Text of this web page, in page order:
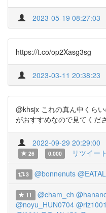
2023-05-19 08:27:03
https://t.co/op2Xasg3sg
2023-03-11 20:38:23
@khsjx これの真ん中くら
がおすすめなので見てくだ
2022-09-29 20:29:00
26
0.000 リツイー
3 @bonnenuts
11 @cham_ch
@noyu_HUN0704 @riz1001